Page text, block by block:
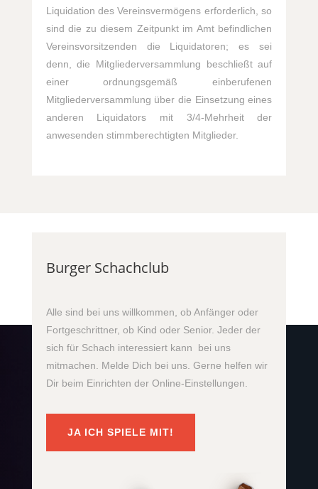
Liquidation des Vereinsvermögens erforderlich, so
sind die zu diesem Zeitpunkt im Amt befindlichen
Vereinsvorsitzenden die Liquidatoren; es sei
denn, die Mitgliederversammlung beschließt auf
einer ordnungsgemäß einberufenen
Mitgliederversammlung über die Einsetzung eines
anderen Liquidators mit 3/4-Mehrheit der
anwesenden stimmberechtigten Mitglieder.
Burger Schachclub
Alle sind bei uns willkommen, ob Anfänger oder
Fortgeschrittner, ob Kind oder Senior. Jeder der
sich für Schach interessiert kann bei uns
mitmachen. Melde Dich bei uns. Gerne helfen wir
Dir beim Einrichten der Online-Einstellungen.
JA ICH SPIELE MIT!